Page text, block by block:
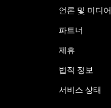
언론 및 미디어
파트너
제휴
법적 정보
서비스 상태